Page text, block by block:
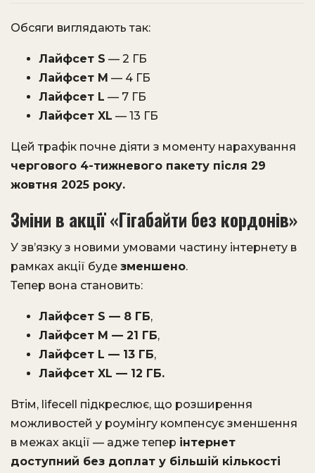
Обсяги виглядають так:
Лайфсет S — 2 ГБ
Лайфсет M — 4 ГБ
Лайфсет L — 7 ГБ
Лайфсет XL — 13 ГБ
Цей трафік почне діяти з моменту нарахування
чергового 4-тижневого пакету після 29
жовтня 2025 року.
Зміни в акції «Гігабайти без кордонів»
У зв’язку з новими умовами частину інтернету в
рамках акції буде зменшено.
Тепер вона становить:
Лайфсет S — 8 ГБ,
Лайфсет M — 21 ГБ,
Лайфсет L — 13 ГБ,
Лайфсет XL — 12 ГБ.
Втім, lifecell підкреслює, що розширення
можливостей у роумінгу компенсує зменшення
в межах акції — адже тепер інтернет
доступний без доплат у більшій кількості